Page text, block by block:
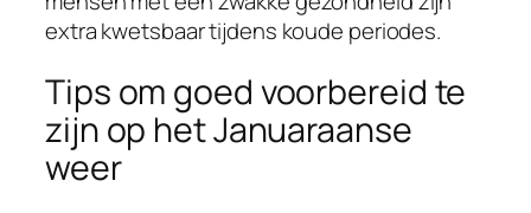
extra kwetsbaar tijdens koude periodes.
Tips om goed voorbereid te
zijn op het Januaraanse
weer